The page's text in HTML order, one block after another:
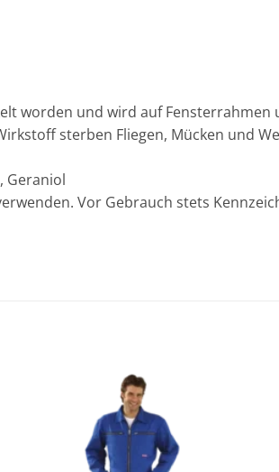
worden und wird auf
sterben Fliegen, Mücken und
Geraniol
Vor Gebrauch stets